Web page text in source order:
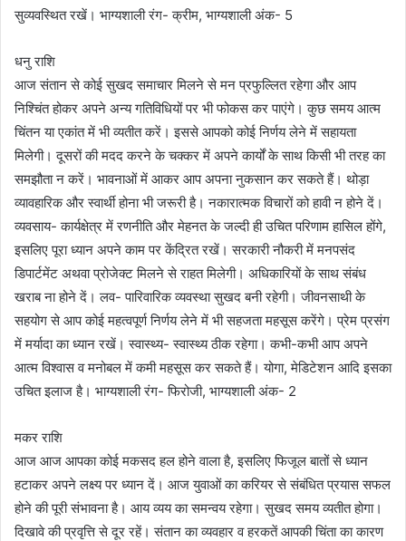
सुव्यवस्थित रखें। भाग्यशाली रंग- क्रीम, भाग्यशाली अंक- 5
धनु राशि
आज संतान से कोई सुखद समाचार मिलने से मन प्रफुल्लित रहेगा और आप
निश्चिंत होकर अपने अन्य गतिविधियों पर भी फोकस कर पाएंगे। कुछ समय आत्म
चिंतन या एकांत में भी व्यतीत करें। इससे आपको कोई निर्णय लेने में सहायता
मिलेगी। दूसरों की मदद करने के चक्कर में अपने कार्यों के साथ किसी भी तरह का
समझौता न करें। भावनाओं में आकर आप अपना नुकसान कर सकते हैं। थोड़ा
व्यावहारिक और स्वार्थी होना भी जरूरी है। नकारात्मक विचारों को हावी न होने दें।
व्यवसाय- कार्यक्षेत्र में रणनीति और मेहनत के जल्दी ही उचित परिणाम हासिल होंगे,
इसलिए पूरा ध्यान अपने काम पर केंद्रित रखें। सरकारी नौकरी में मनपसंद
डिपार्टमेंट अथवा प्रोजेक्ट मिलने से राहत मिलेगी। अधिकारियों के साथ संबंध
खराब ना होने दें। लव- पारिवारिक व्यवस्था सुखद बनी रहेगी। जीवनसाथी के
सहयोग से आप कोई महत्वपूर्ण निर्णय लेने में भी सहजता महसूस करेंगे। प्रेम प्रसंग
में मर्यादा का ध्यान रखें। स्वास्थ्य- स्वास्थ्य ठीक रहेगा। कभी-कभी आप अपने
आत्म विश्वास व मनोबल में कमी महसूस कर सकते हैं। योगा, मेडिटेशन आदि इसका
उचित इलाज है। भाग्यशाली रंग- फिरोजी, भाग्यशाली अंक- 2
मकर राशि
आज आज आपका कोई मकसद हल होने वाला है, इसलिए फिजूल बातों से ध्यान
हटाकर अपने लक्ष्य पर ध्यान दें। आज युवाओं का करियर से संबंधित प्रयास सफल
होने की पूरी संभावना है। आय व्यय का समन्वय रहेगा। सुखद समय व्यतीत होगा।
दिखावे की प्रवृत्ति से दूर रहें। संतान का व्यवहार व हरकतें आपकी चिंता का कारण